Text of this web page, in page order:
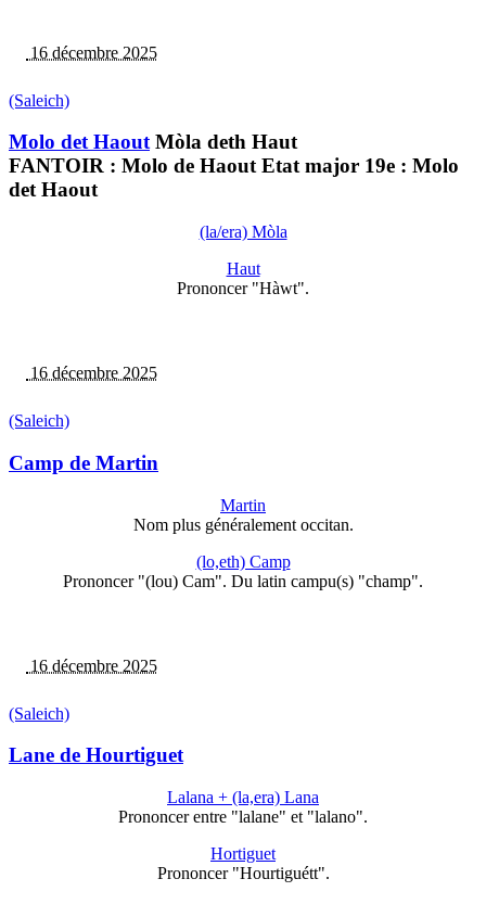
16 décembre 2025
(Saleich)
Molo det HaoutMòla deth Haut
FANTOIR : Molo de Haout Etat major 19e : Molo
det Haout
(la/era) Mòla
Haut
Prononcer "Hàwt".
16 décembre 2025
(Saleich)
Camp de Martin
Martin
Nom plus généralement occitan.
(lo,eth) Camp
Prononcer "(lou) Cam". Du latin campu(s) "champ".
16 décembre 2025
(Saleich)
Lane de Hourtiguet
Lalana + (la,era) Lana
Prononcer entre "lalane" et "lalano".
Hortiguet
Prononcer "Hourtiguétt".